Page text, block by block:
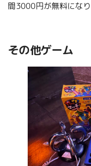
間3000円が無料になり
その他ゲーム